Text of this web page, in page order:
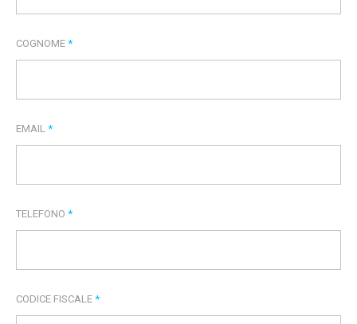
COGNOME *
EMAIL *
TELEFONO *
CODICE FISCALE *